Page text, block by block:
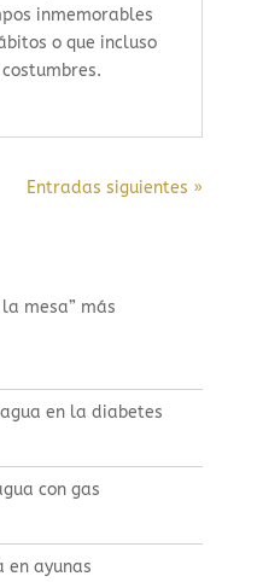
inmemorables
o que incluso
Entradas siguientes »
mesa” más
en la diabetes
con gas
en ayunas